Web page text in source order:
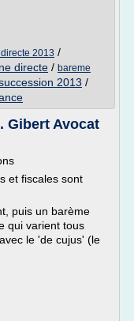
2013 /
directe / bareme
2013 /
Gibert Avocat
et fiscales sont
puis un barème
qui varient tous
le 'de cujus' (le